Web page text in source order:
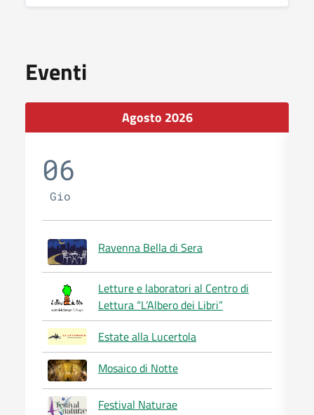
Eventi
Agosto 2026
06
Gio
Ravenna Bella di Sera
Letture e laboratori al Centro di
Lettura “L’Albero dei Libri”
Estate alla Lucertola
Mosaico di Notte
Festival Naturae